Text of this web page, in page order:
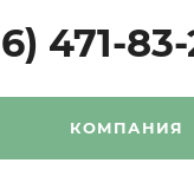
471-
КОМПАНИЯ